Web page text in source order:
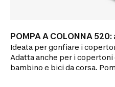
POMPA A COLONNA
Ideata per gonfiare i
Adatta anche per i
bambino e bici da corsa. Pompa universale per tutti i